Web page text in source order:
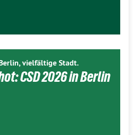
vielfältige Stadt.
CSD 2026 in Berlin